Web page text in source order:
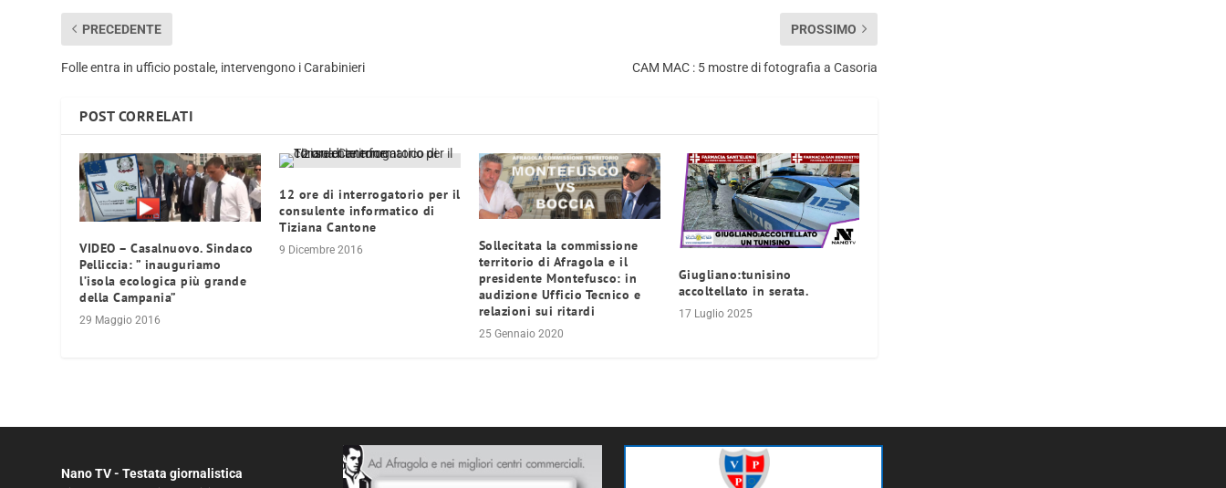
PRECEDENTE
Folle entra in ufficio postale, intervengono i Carabinieri
PROSSIMO
CAM MAC : 5 mostre di fotografia a Casoria
POST CORRELATI
VIDEO – Casalnuovo. Sindaco
Pelliccia: ” inauguriamo
l’isola ecologica più grande
della Campania”
29 Maggio 2016
12 ore di interrogatorio per il
consulente informatico di
Tiziana Cantone
9 Dicembre 2016
Sollecitata la commissione
territorio di Afragola e il
presidente Montefusco: in
audizione Ufficio Tecnico e
relazioni sui ritardi
25 Gennaio 2020
Giugliano:tunisino
accoltellato in serata.
17 Luglio 2025
Nano TV - Testata giornalistica